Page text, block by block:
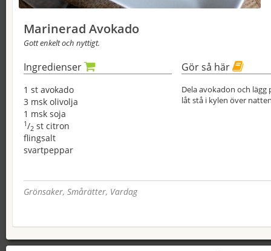
Marinerad Avokado
Gott enkelt och nyttigt.
Ingredienser
1 st avokado
3 msk olivolja
1 msk soja
1/2 st citron
flingsalt
svartpeppar
Gör så här
Dela avokadon och
låt stå i kylen över
Grönsaker, Smårätter, Vardag